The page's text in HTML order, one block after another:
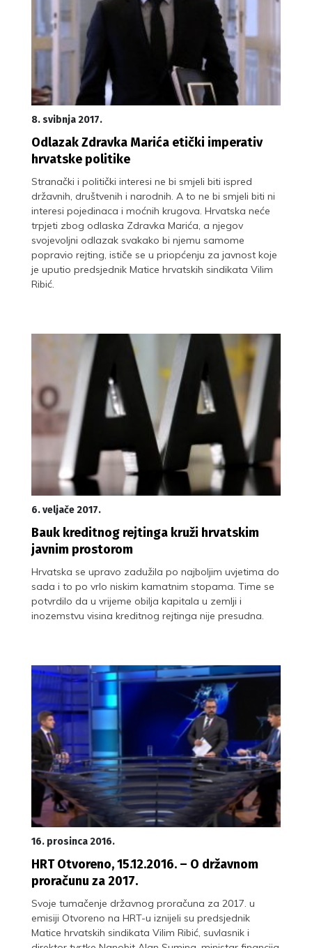
8. svibnja 2017.
Odlazak Zdravka Marića etički imperativ
hrvatske politike
Stranački i politički interesi ne bi smjeli biti ispred
državnih, društvenih i narodnih. A to ne bi smjeli biti ni
interesi pojedinaca i moćnih krugova. Hrvatska neće
trpjeti zbog odlaska Zdravka Marića, a njegov
svojevoljni odlazak svakako bi njemu samome
popravio rejting, ističe se u priopćenju za javnost koje
je uputio predsjednik Matice hrvatskih sindikata Vilim
Ribić.
6. veljače 2017.
Bauk kreditnog rejtinga kruži hrvatskim
javnim prostorom
Hrvatska se upravo zadužila po najboljim uvjetima do
sada i to po vrlo niskim kamatnim stopama. Time se
potvrdilo da u vrijeme obilja kapitala u zemlji i
inozemstvu visina kreditnog rejtinga nije presudna.
16. prosinca 2016.
HRT Otvoreno, 15.12.2016. – O državnom
proračunu za 2017.
Svoje tumačenje državnog proračuna za 2017. u
emisiji Otvoreno na HRT-u iznijeli su predsjednik
Matice hrvatskih sindikata Vilim Ribić, suvlasnik i